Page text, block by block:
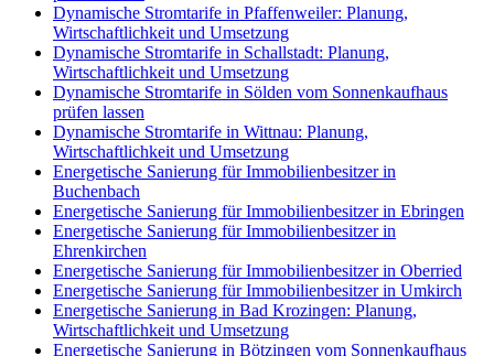
Dynamische Stromtarife in Pfaffenweiler: Planung,
Wirtschaftlichkeit und Umsetzung
Dynamische Stromtarife in Schallstadt: Planung,
Wirtschaftlichkeit und Umsetzung
Dynamische Stromtarife in Sölden vom Sonnenkaufhaus
prüfen lassen
Dynamische Stromtarife in Wittnau: Planung,
Wirtschaftlichkeit und Umsetzung
Energetische Sanierung für Immobilienbesitzer in
Buchenbach
Energetische Sanierung für Immobilienbesitzer in Ebringen
Energetische Sanierung für Immobilienbesitzer in
Ehrenkirchen
Energetische Sanierung für Immobilienbesitzer in Oberried
Energetische Sanierung für Immobilienbesitzer in Umkirch
Energetische Sanierung in Bad Krozingen: Planung,
Wirtschaftlichkeit und Umsetzung
Energetische Sanierung in Bötzingen vom Sonnenkaufhaus